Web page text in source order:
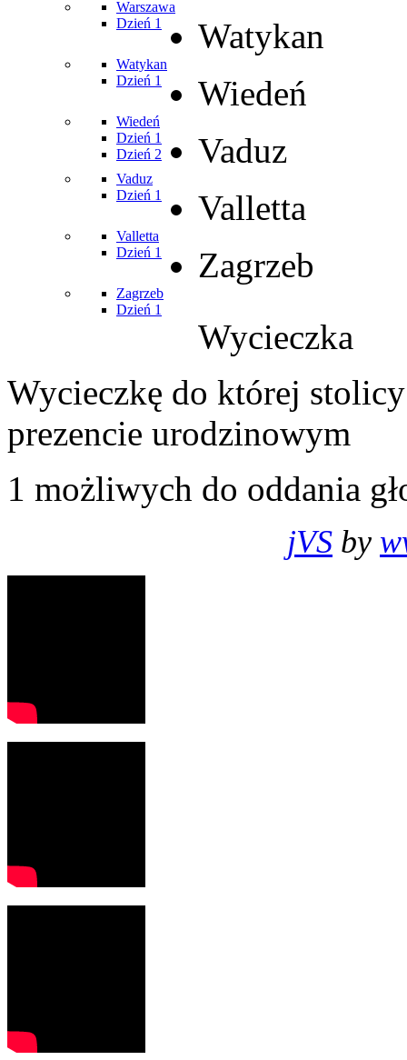
Warszawa
Dzień 1
Watykan
Watykan
Dzień 1
Wiedeń
Wiedeń
Dzień 1
Dzień 2
Vaduz
Vaduz
Dzień 1
Valletta
Valletta
Dzień 1
Zagrzeb
Zagrzeb
Dzień 1
Wycieczka
Wycieczkę do której
prezencie urodzinowym
1 możliwych do oddania
jVS by